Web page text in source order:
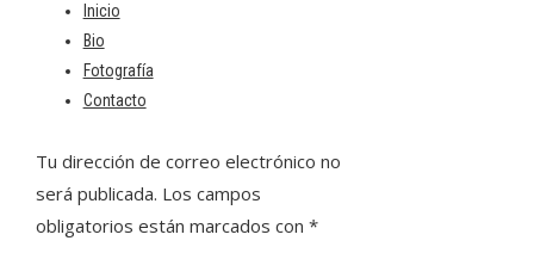
Inicio
Bio
Fotografía
Contacto
Deja una respuesta
Tu dirección de correo electrónico no
será publicada. Los campos
obligatorios están marcados con *